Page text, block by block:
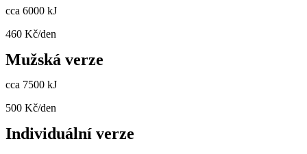
cca 6000 kJ
460 Kč/den
Mužská verze
cca 7500 kJ
500 Kč/den
Individuální verze